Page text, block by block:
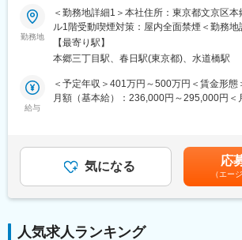
変更の範囲：会社の定める業務
■研修体制：
＜入社後＞
大阪本社にて、1か月半～2か月間の初期研
＜配属後＞
・先輩社員がOJTでサポートします。チー
情報などをキャッチアップする機会があり
・MR教育の専門部署があり、定期的に階層
修もあり、配属後も着実にスキルアップし
・初期配属地はご希望を考慮し検討いたしま
■業務内容：
医薬品、医療機器、医薬部外品等の製造販
下の業務をご担当いただきます。
※入社直後からいきなり営業活動から始める
員の方の同席から行っていただけます。
■業務詳細：
を既にお付き合いのある既存の販売代理店
院へルート営業を行っていただきます。
・新規での営業はほとんど発生しなく、既
勤務地
＜勤務地詳細1＞本社住所：東京都文京区
ル1階受動喫煙対策：屋内全面禁煙＜勤務地
福岡県 受動喫煙対策：屋内全面禁煙＜勤務
所：愛知県名古屋市 受動喫煙対策：屋内全
【最寄り駅】
本郷三丁目駅、春日駅(東京都)、水道橋駅
給与
＜予定年収＞401万円～500万円＜賃金形態
月額（基本給）：236,000円～295,000円＜
務評価により変動します。賃金はあくまで
選考を通じて上下する可能性があります。
気になる 応
（エー
人気求人ランキング